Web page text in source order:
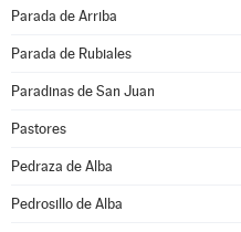
Parada de Arriba
Parada de Rubiales
Paradinas de San Juan
Pastores
Pedraza de Alba
Pedrosillo de Alba